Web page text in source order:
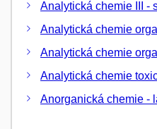
Analytická chemie III -
Analytická chemie
Analytická chemie
Analytická chemie
Anorganická chemie -